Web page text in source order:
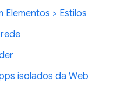
> Estilos
isolados da Web